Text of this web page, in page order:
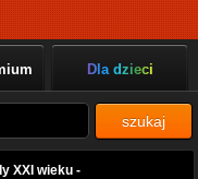
Dla dzieci
szukaj
XXI wieku -